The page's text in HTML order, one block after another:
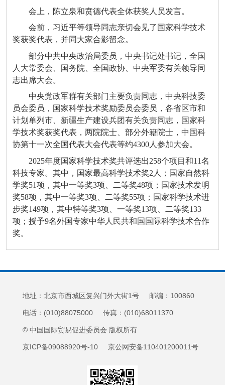
会上，陈立泉和贲德代表全体获奖人员发言。
会前，习近平等领导同志亲切会见了国家科学技术
奖获奖代表，并同大家合影留念。
部分中共中央政治局委员，中央书记处书记，全国
人大常委会、国务院、全国政协、中央军委有关领导同
志出席大会。
中央党政军群有关部门主要负责同志，中央科技委
员会委员，国家科学技术奖励委员会委员，各省区市和
计划单列市、新疆生产建设兵团有关负责同志，国家科
学技术奖获奖代表，两院院士、部分外籍院士，中国科
协第十一次全国代表大会代表等约4300人参加大会。
2025年度国家科学技术奖共评选出258个项目和11名
科技专家。其中，国家最高科学技术奖2人；国家自然科
学奖51项，其中一等奖3项、二等奖48项；国家技术发明
奖58项，其中一等奖3项、二等奖55项；国家科学技术进
步奖149项，其中特等奖3项、一等奖13项、二等奖133
项；授予9名外国专家中华人民共和国国际科学技术合作
奖。
地址：北京市西城区复兴门外大街1号 邮编：100860
电话：(010)88075000 传真：(010)68011370
© 中国国际贸易促进委员会 版权所有
京ICP备09088920号-10 京公网安备110401200011号